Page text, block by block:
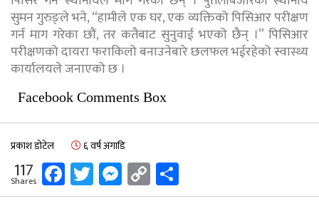
सुमन गुरुङ्ले भने, “हामीले एक घर, एक व्यक्तिको पिसिआर परीक्षण
गर्न माग गरेका छौं, तर कतैबाट सुनुवाई भएको छैन् ।” पिसिआर
परीक्षणको दायरा फराकिलो बनाउनेबारे छलफल भईरहेको स्वास्थ्य
कार्यालयले जनाएको छ ।
Facebook Comments Box
प्रकाश डोटेल ६ वर्ष अगाडि
117
Shares Facebook
Twitter
Messenger
Copy
Link